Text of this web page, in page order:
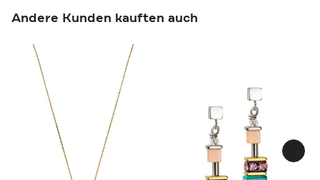
Andere Kunden kauften auch